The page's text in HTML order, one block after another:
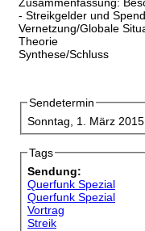
Zusammenfassung:
- Streikgelder und
Vernetzung/Globale
Theorie
Synthese/Schluss
Sendetermin
Sonntag, 1. März
Tags
Sendung:
Querfunk Spezial
Querfunk Spezial
Vortrag
Streik